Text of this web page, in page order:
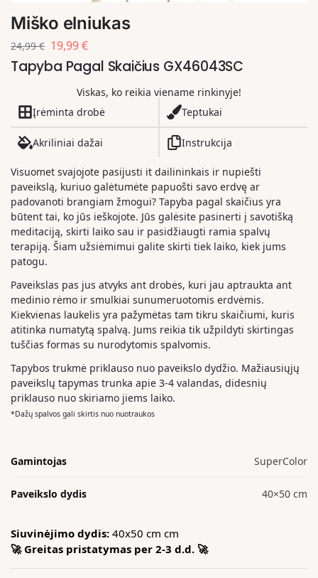
Miško elniukas
24,99€ 19,99€
Tapyba Pagal Skaičius GX46043SC
Viskas, ko reikia viename rinkinyje!
Įrėminta drobė
Teptukai
Akriliniai dažai Instrukcija
Visuomet svajojote pasijusti it dailininkais ir nupiešti
paveikslą, kuriuo galėtumėte papuošti savo erdvę ar
padovanoti brangiam žmogui? Tapyba pagal skaičius yra
būtent tai, ko jūs ieškojote. Jūs galėsite pasinerti į savotišką
meditaciją, skirti laiko sau ir pasidžiaugti ramia spalvų
terapiją. Šiam užsiėmimui galite skirti tiek laiko, kiek jums
patogu.
Paveikslas pas jus atvyks ant drobės, kuri jau aptraukta ant
medinio rėmo ir smulkiai sunumeruotomis erdvėmis.
Kiekvienas laukelis yra pažymėtas tam tikru skaičiumi, kuris
atitinka numatytą spalvą. Jums reikia tik užpildyti skirtingas
tuščias formas su nurodytomis spalvomis.
Tapybos trukmė priklauso nuo paveikslo dydžio. Mažiausiųjų
paveikslų tapymas trunka apie 3-4 valandas, didesnių
priklauso nuo skiriamo jiems laiko.
*Dažų spalvos gali skirtis nuo nuotraukos
Gamintojas SuperColor
Paveikslo dydis 40×50 cm
Siuvinėjimo dydis: 40x50 cm cm
🚀 Greitas pristatymas per 2-3 d.d. 🚀